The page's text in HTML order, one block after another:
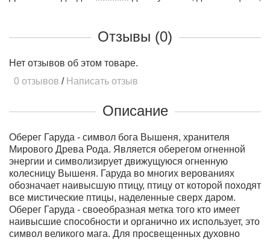
Отзывы (0)
Нет отзывов об этом товаре.
0 отзывов / Написать отзыв
Описание
Оберег Гаруда - символ бога Вышеня, хранителя
Мирового Древа Рода. Является оберегом огненной
энергии и символизирует движущуюся огненную
колесницу Вышеня. Гаруда во многих верованиях
обозначает наивысшую птицу, птицу от которой походят
все мистические птицы, наделенные сверх даром.
Оберег Гаруда - своеобразная метка того кто имеет
наивысшие способности и органично их использует, это
символ великого мага. Для просвещенных духовно